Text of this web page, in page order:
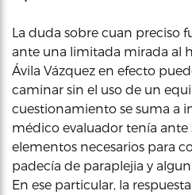
La duda sobre cuan preciso
ante una limitada mirada al
Ávila Vázquez en efecto
caminar sin el uso de un
cuestionamiento se suma a
médico evaluador tenía ante
elementos necesarios para
padecía de paraplejia y
En ese particular, la